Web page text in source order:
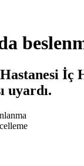
İç
uyardı.